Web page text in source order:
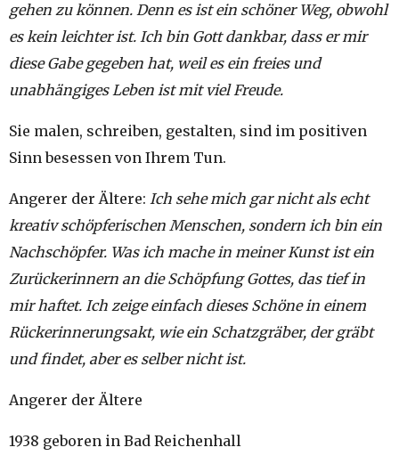
gehen zu können. Denn es ist ein schöner Weg, obwohl
es kein leichter ist. Ich bin Gott dankbar, dass er mir
diese Gabe gegeben hat, weil es ein freies und
unabhängiges Leben ist mit viel Freude.
Sie malen, schreiben, gestalten, sind im positiven
Sinn besessen von Ihrem Tun.
Angerer der Ältere: Ich sehe mich gar nicht als echt
kreativ schöpferischen Menschen, sondern ich bin ein
Nachschöpfer. Was ich mache in meiner Kunst ist ein
Zurückerinnern an die Schöpfung Gottes, das tief in
mir haftet. Ich zeige einfach dieses Schöne in einem
Rückerinnerungsakt, wie ein Schatzgräber, der gräbt
und findet, aber es selber nicht ist.
Angerer der Ältere
1938 geboren in Bad Reichenhall